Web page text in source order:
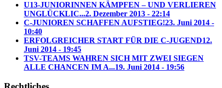
U13-JUNIORINNEN KÄMPFEN – UND VERLIEREN
UNGLÜCKLIC...2. Dezember 2013 - 22:14
C-JUNIOREN SCHAFFEN AUFSTIEG!23. Juni 2014 -
10:40
ERFOLGREICHER START FÜR DIE C-JUGEND12.
Juni 2014 - 19:45
TSV-TEAMS WAHREN SICH MIT ZWEI SIEGEN
ALLE CHANCEN IM A...19. Juni 2014 - 19:56